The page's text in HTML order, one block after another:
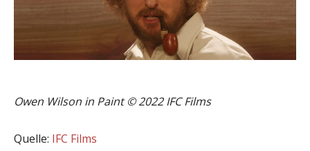
Owen Wilson in Paint © 2022 IFC Films
Quelle: IFC Films